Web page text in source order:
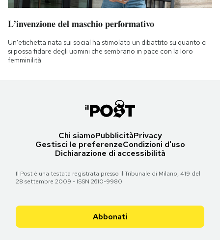
L’invenzione del maschio performativo
Un'etichetta nata sui social ha stimolato un dibattito su quanto ci
si possa fidare degli uomini che sembrano in pace con la loro
femminilità
Chi siamoPubblicitàPrivacy
Gestisci le preferenzeCondizioni d'uso
Dichiarazione di accessibilità
Il Post è una testata registrata presso il Tribunale di Milano, 419 del
28 settembre 2009 - ISSN 2610-9980
Abbonati